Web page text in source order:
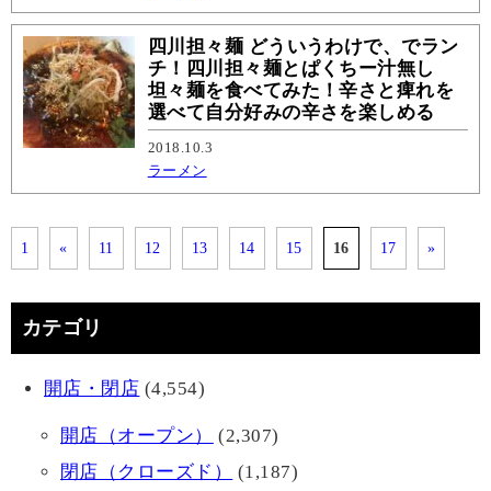
四川担々麺 どういうわけで、でラン
チ！四川担々麺とぱくちー汁無し
坦々麺を食べてみた！辛さと痺れを
選べて自分好みの辛さを楽しめる
2018.10.3
ラーメン
1 « 11 12 13 14 15 16 17 »
カテゴリ
開店・閉店 (4,554)
開店（オープン）
(2,307)
閉店（クローズド）
(1,187)